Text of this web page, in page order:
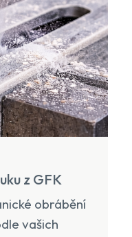
z GFK
obrábění
vašich